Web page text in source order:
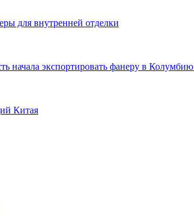
для внутренней отделки
начала экспортировать фанеру в
Китая